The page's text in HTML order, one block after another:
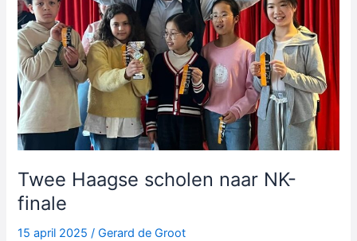
Twee Haagse scholen naar NK-
finale
15 april 2025/Gerard de Groot